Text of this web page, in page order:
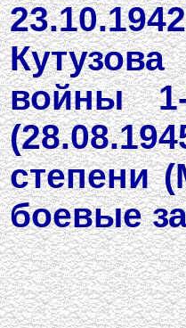
войны
степени
боевые